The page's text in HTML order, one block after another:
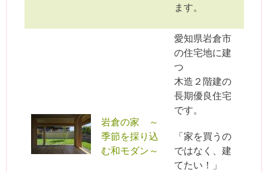
ます。
岩倉の家 ～
季節を採り込
む和モダン～
愛知県岩倉市
の住宅地に建
つ
木造２階建の
長期優良住宅
です。
「家を買うの
ではなく、建
てたい！」